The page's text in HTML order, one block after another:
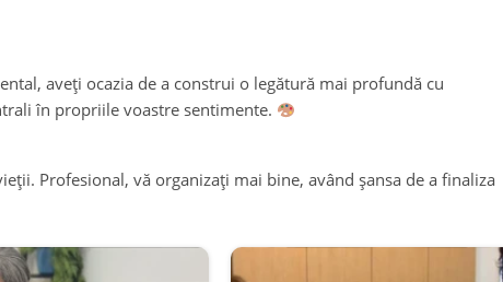
aveți ocazia de a construi o legătură mai profundă cu
în propriile voastre sentimente.
Profesional, vă organizați mai bine, având șansa de a finaliza